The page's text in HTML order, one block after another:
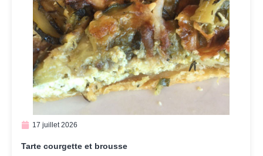
17 juillet 2026
Tarte courgette et brousse